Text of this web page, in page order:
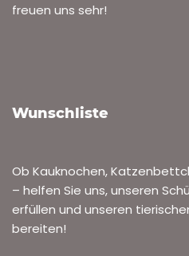
freuen uns sehr!
Wunschliste
Ob Kauknochen,
– helfen Sie uns, unseren
erfüllen und unseren
bereiten!